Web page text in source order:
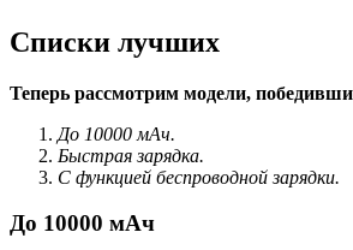
Списки лучших
Теперь рассмотрим модели,
До 10000 мАч.
Быстрая зарядка.
С функцией беспроводной зарядки.
До 10000 мАч